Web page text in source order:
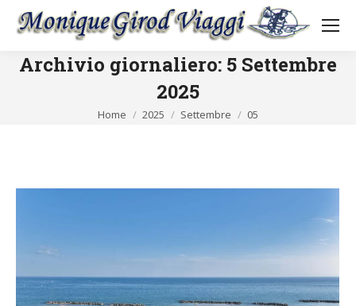
Archivio giornaliero: 5 Settembre
2025
Tu sei qui:
Home 2025 Settembre 05